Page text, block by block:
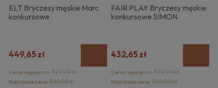
ELT Bryczesy męskie Marc
konkursowe
449,65 zł
Cena regularna: 529,00 zł
Najniższa cena: 529,00 zł
FAIR PLAY Bryczesy męskie
konkursowe SIMON
432,65 zł
Cena regularna:509,00 zł
Najniższa cena:509,00 zł